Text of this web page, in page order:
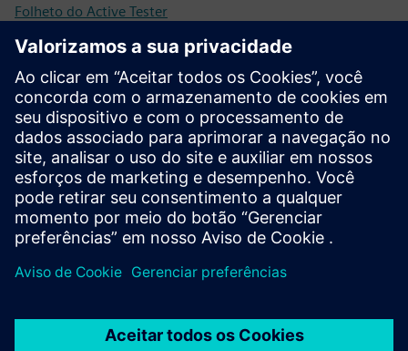
Folheto do Active Tester
Pré-requisitos
JDK 8 ou superior
Navegador Chrome
Frascos de selênio (código aberto)
Frascos de pepino (código aberto)
Aplicação CI CD (opcional)